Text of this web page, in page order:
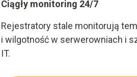
Ciągły monitoring 24/7
Rejestratory stale monitorują
i wilgotność w serwerowniach i
IT.
Centralne monitorowanie i
przechowywanie danych